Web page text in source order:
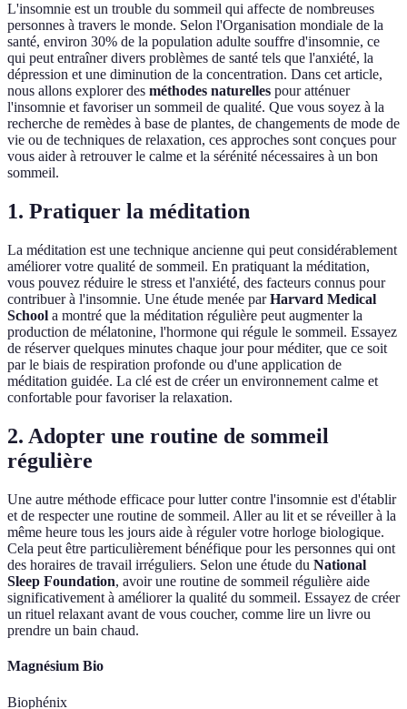
L'insomnie est un trouble du sommeil qui affecte de nombreuses
personnes à travers le monde. Selon l'Organisation mondiale de la
santé, environ 30% de la population adulte souffre d'insomnie, ce
qui peut entraîner divers problèmes de santé tels que l'anxiété, la
dépression et une diminution de la concentration. Dans cet article,
nous allons explorer des méthodes naturelles pour atténuer
l'insomnie et favoriser un sommeil de qualité. Que vous soyez à la
recherche de remèdes à base de plantes, de changements de mode de
vie ou de techniques de relaxation, ces approches sont conçues pour
vous aider à retrouver le calme et la sérénité nécessaires à un bon
sommeil.
1. Pratiquer la méditation
La méditation est une technique ancienne qui peut considérablement
améliorer votre qualité de sommeil. En pratiquant la méditation,
vous pouvez réduire le stress et l'anxiété, des facteurs connus pour
contribuer à l'insomnie. Une étude menée parHarvard Medical
School a montré que la méditation régulière peut augmenter la
production de mélatonine, l'hormone qui régule le sommeil. Essayez
de réserver quelques minutes chaque jour pour méditer, que ce soit
par le biais de respiration profonde ou d'une application de
méditation guidée. La clé est de créer un environnement calme et
confortable pour favoriser la relaxation.
2. Adopter une routine de sommeil
régulière
Une autre méthode efficace pour lutter contre l'insomnie est d'établir
et de respecter une routine de sommeil. Aller au lit et se réveiller à la
même heure tous les jours aide à réguler votre horloge biologique.
Cela peut être particulièrement bénéfique pour les personnes qui ont
des horaires de travail irréguliers. Selon une étude du National
Sleep Foundation, avoir une routine de sommeil régulière aide
significativement à améliorer la qualité du sommeil. Essayez de créer
un rituel relaxant avant de vous coucher, comme lire un livre ou
prendre un bain chaud.
Magnésium Bio
Biophénix